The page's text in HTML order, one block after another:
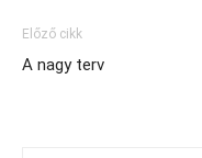
Előző cikk
A nagy terv